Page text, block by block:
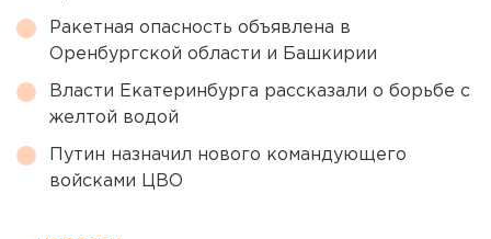
Ракетная опасность объявлена в
Оренбургской области и Башкирии
Власти Екатеринбурга рассказали о борьбе с
желтой водой
Путин назначил нового командующего
войсками ЦВО